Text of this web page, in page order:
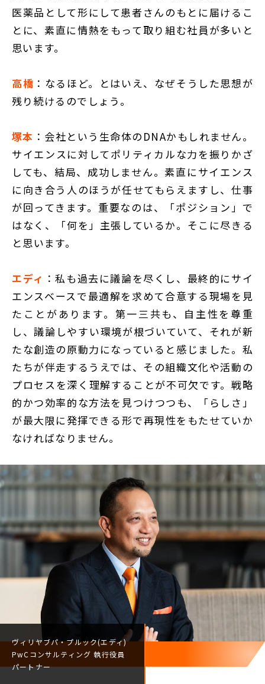
医薬品として形にして患者さんのもとに届けるこ
とに、素直に情熱をもって取り組む社員が多いと
思います。
高橋 ：なるほど。とはいえ、なぜそうした思想が
残り続けるのでしょう。
塚本 ：会社という生命体のDNAかもしれません。
サイエンスに対してポリティカルな力を振りかざ
しても、結局、成功しません。素直にサイエンス
に向き合う人のほうが任せてもらえますし、仕事
が回ってきます。重要なのは、「ポジション」で
はなく、「何を」主張しているか。そこに尽きる
と思います。
エディ ：私も過去に議論を尽くし、最終的にサイ
エンスベースで最適解を求めて合意する現場を見
たことがあります。第一三共も、自主性を尊重
し、議論しやすい環境が根づいていて、それが新
たな創造の原動力になっていると感じました。私
たちが伴走するうえでは、その組織文化や活動の
プロセスを深く理解することが不可欠です。戦略
的かつ効率的な方法を見つけつつも、「らしさ」
が最大限に発揮できる形で再現性をもたせていか
なければなりません。
ヴィリヤブパ・プルック(エディ)
PwCコンサルティング執行役員
パートナー